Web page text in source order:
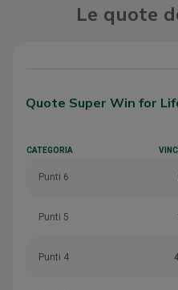
Le quote
Quote Super Win for
CATEGORIA
Punti 6
Punti 5
Punti 4